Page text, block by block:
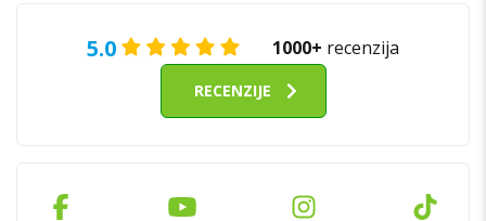
5.0 1000+ recenzija
RECENZIJE